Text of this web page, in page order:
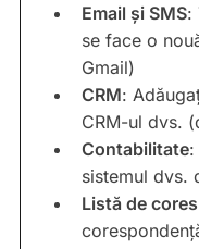
Email și SMS:
se face o
Gmail)
CRM:
CRM-ul dvs.
Contabilitate:
sistemul dvs.
Listă de